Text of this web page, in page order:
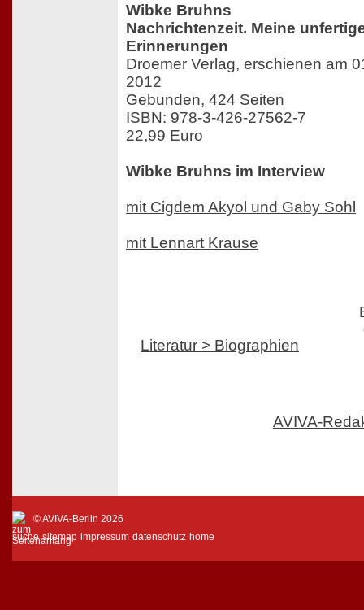
Wibke Bruhns
Nachrichtenzeit. Meine
Erinnerungen
Droemer Verlag, erschienen am
2012
Gebunden, 424 Seiten
ISBN: 978-3-426-27562-7
22,99 Euro
Wibke Bruhns im Interview
mit Cigdem Akyol und Gaby Sohl
mit Lennart Krause
Literatur > Biographien
AVIVA-
© AVIVA-Berlin 2026
suche sitemap impressum datenschutz home